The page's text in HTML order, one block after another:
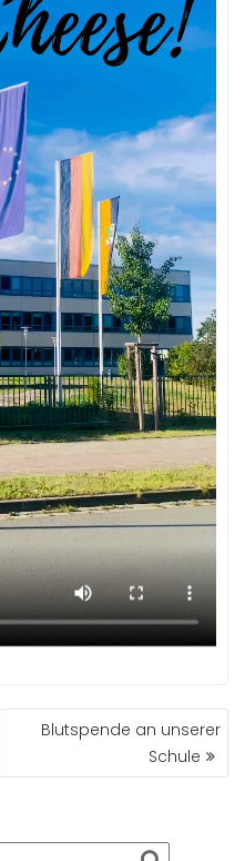
Blutspende an unserer
Schule